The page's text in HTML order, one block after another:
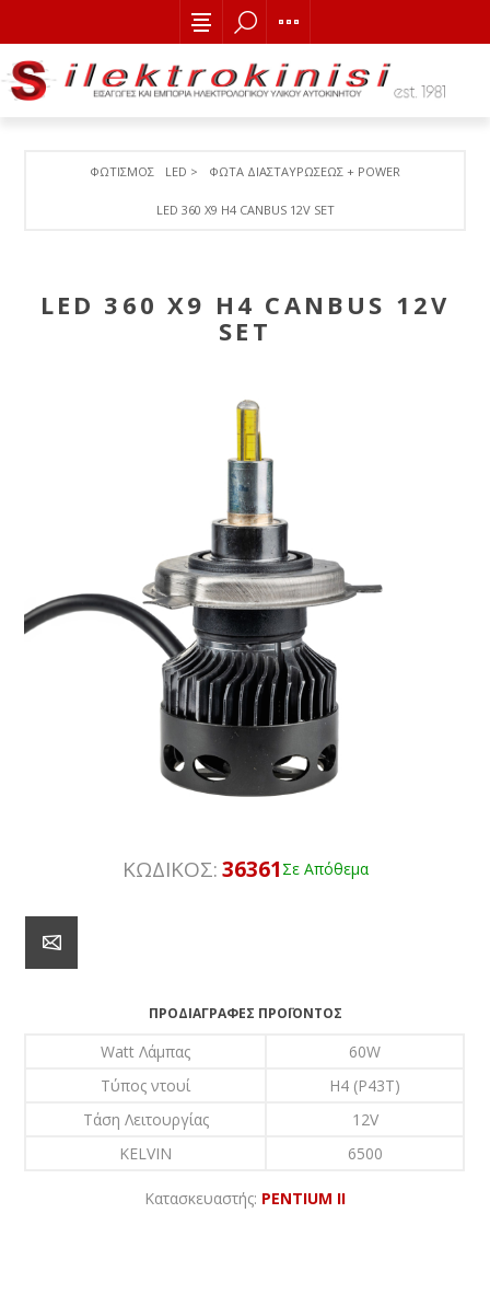
ΦΩΤΙΣΜΟΣ LED > ΦΩΤΑ ΔΙΑΣΤΑΥΡΩΣΕΩΣ + POWER
LED 360 X9 H4 CANBUS 12V SET
LED 360 X9 H4 CANBUS 12V
SET
ΚΩΔΙΚΟΣ:36361 Σε Απόθεμα
ΠΡΟΔΙΑΓΡΑΦΈΣ ΠΡΟΪΌΝΤΟΣ
Watt Λάμπας
60W
Τύπος ντουί
H4 (P43T)
Τάση Λειτουργίας
12V
KELVIN
6500
Κατασκευαστής: PENTIUM II